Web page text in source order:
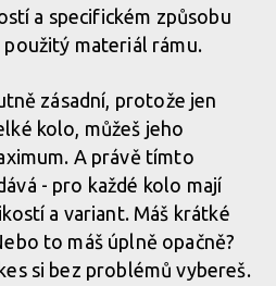
a specifickém způsobu
materiál rámu.
zásadní, protože jen
kolo, můžeš jeho
A právě tímto
- pro každé kolo mají
a variant. Máš krátké
to máš úplně opačně?
si bez problémů vybereš.